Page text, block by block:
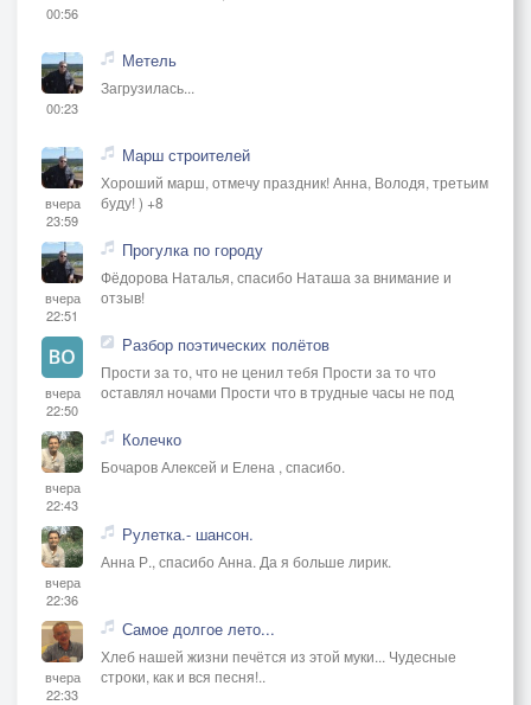
00:56
00:23
Метель
Загрузилась...
вчера
23:59
Марш строителей
Хороший марш, отмечу праздник! Анна, Володя, третьим
буду! ) +8
вчера
22:51
Прогулка по городу
Фёдорова Наталья, спасибо Наташа за внимание и
отзыв!
вчера
22:50
Разбор поэтических полётов
Прости за то, что не ценил тебя Прости за то что
оставлял ночами Прости что в трудные часы не под
вчера
22:43
Колечко
Бочаров Алексей и Елена , спасибо.
вчера
22:36
Рулетка.- шансон.
Анна Р., спасибо Анна. Да я больше лирик.
вчера
22:33
Самое долгое лето...
Хлеб нашей жизни печётся из этой муки... Чудесные
строки, как и вся песня!..